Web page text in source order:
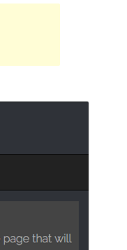
2 maijs, 2018